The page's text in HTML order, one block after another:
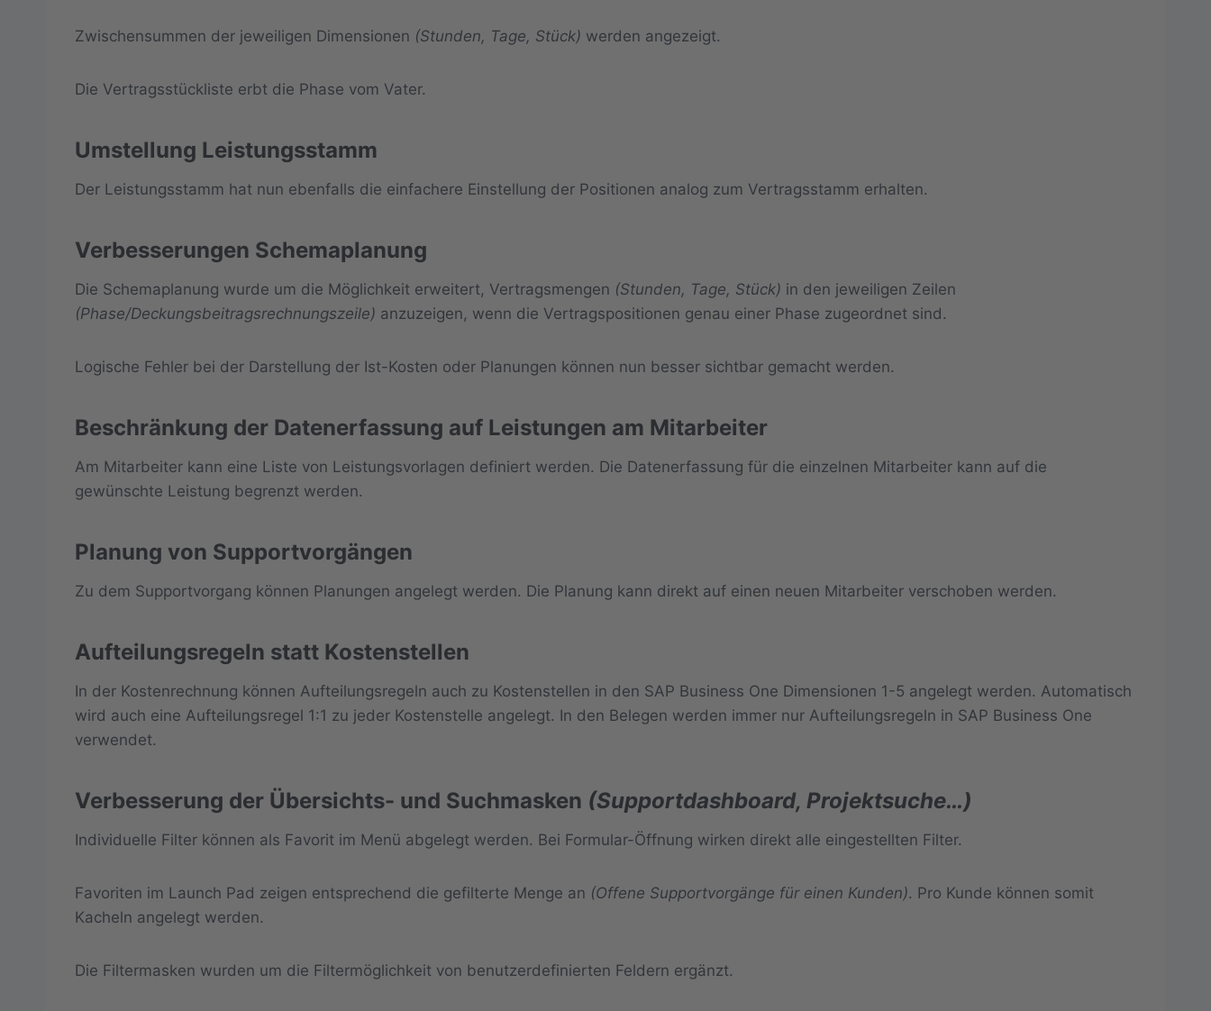
Zwischensummen der jeweiligen Dimensionen (Stunden, Tage, Stück) werden angezeigt.
Die Vertragsstückliste erbt die Phase vom Vater.
Umstellung Leistungsstamm
Der Leistungsstamm hat nun ebenfalls die einfachere Einstellung der Positionen analog zum Vertragsstamm erhalten.
Verbesserungen Schemaplanung
Die Schemaplanung wurde um die Möglichkeit erweitert, Vertragsmengen (Stunden, Tage, Stück) in den jeweiligen Zeilen
(Phase/Deckungsbeitragsrechnungszeile) anzuzeigen, wenn die Vertragspositionen genau einer Phase zugeordnet sind.
Logische Fehler bei der Darstellung der Ist-Kosten oder Planungen können nun besser sichtbar gemacht werden.
Beschränkung der Datenerfassung auf Leistungen am Mitarbeiter
Am Mitarbeiter kann eine Liste von Leistungsvorlagen definiert werden. Die Datenerfassung für die einzelnen Mitarbeiter kann auf die
gewünschte Leistung begrenzt werden.
Planung von Supportvorgängen
Zu dem Supportvorgang können Planungen angelegt werden. Die Planung kann direkt auf einen neuen Mitarbeiter verschoben werden.
Aufteilungsregeln statt Kostenstellen
In der Kostenrechnung können Aufteilungsregeln auch zu Kostenstellen in den SAP Business One Dimensionen 1-5 angelegt werden. Automatisch
wird auch eine Aufteilungsregel 1:1 zu jeder Kostenstelle angelegt. In den Belegen werden immer nur Aufteilungsregeln in SAP Business One
verwendet.
Verbesserung der Übersichts- und Suchmasken (Supportdashboard, Projektsuche…)
Individuelle Filter können als Favorit im Menü abgelegt werden. Bei Formular-Öffnung wirken direkt alle eingestellten Filter.
Favoriten im Launch Pad zeigen entsprechend die gefilterte Menge an (Offene Supportvorgänge für einen Kunden). Pro Kunde können somit
Kacheln angelegt werden.
Die Filtermasken wurden um die Filtermöglichkeit von benutzerdefinierten Feldern ergänzt.